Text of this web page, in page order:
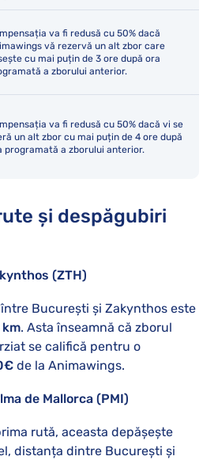
va fi redusă cu 50% dacă
vă rezervă un alt zbor care
cu mai puțin de 3 ore după ora
a zborului anterior.
va fi redusă cu 50% dacă vi se
un alt zbor cu mai puțin de 4 ore după
programată a zborului anterior.
și despăgubiri
(ZTH)
București și Zakynthos este
. Asta înseamnă că zborul
se califică pentru o
de la Animawings.
de Mallorca (PMI)
rută, aceasta depășește
distanța dintre București și